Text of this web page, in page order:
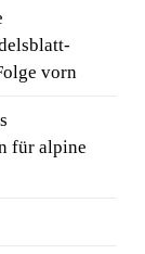
online
Shops
vorn
für alpine